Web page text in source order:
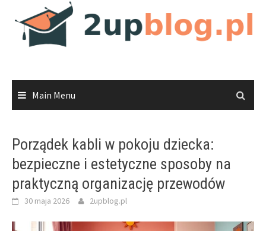
content
Main Menu
Porządek kabli w pokoju dziecka:
bezpieczne i estetyczne sposoby na
praktyczną organizację przewodów
30 maja 2026 2upblog.pl